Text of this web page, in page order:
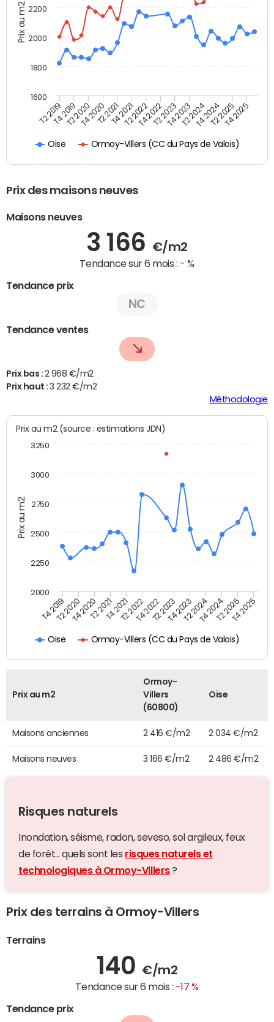
Prix au m2
Oise Ormoy-Villers (CC du Pays de Valois)
T2 2019T4 2019T2 2020T4 2020T2 2021T4 2021T2 2022T4 2022T2 2023T4 2023T2 2024T4 2024T2 2025T4 2025
1600
1800
2000
2200
Prix des maisons neuves
Maisons neuves
3 166 €/m2
Tendance sur 6 mois : - %
Tendance prix
NC
Tendance ventes
Prix bas : 2 968 €/m2
Prix haut :3 232 €/m2
Méthodologie
Prix au m2
Prix au m2 (source : estimations JDN)
Oise Ormoy-Villers (CC du Pays de Valois)
T4 2019T2 2020T4 2020T2 2021T4 2021T2 2022T4 2022T2 2023T4 2023T2 2024T4 2024T2 2025T4 2025
2000
2250
2500
2750
3000
3250
Prix au m2
Ormoy-
Villers
(60800)
Oise
Maisons anciennes 2 416 €/m2 2 034 €/m2
Maisons neuves 3 166 €/m2 2 486 €/m2
Risques naturels
Inondation, séisme, radon, seveso, sol argileux, feux
de forêt... quels sont les risques naturels et
technologiques à Ormoy-Villers?
Prix des terrains à Ormoy-Villers
Terrains
140 €/m2
Tendance sur 6 mois : -17 %
Tendance prix